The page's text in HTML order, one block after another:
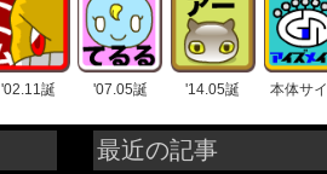
'02.11誕 '07.05誕 '14.05誕 本体サ
最近の記事